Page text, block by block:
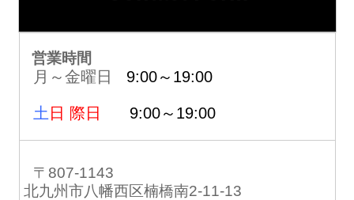
営業時間
月～金曜日 9:00～19:00
土 日 際日 9:00～19:00
〒807-1143
北九州市八幡西区楠橋南2-11-13